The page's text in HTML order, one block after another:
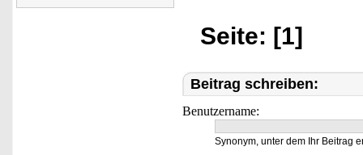
Seite: [1]
Beitrag schreiben:
Benutzername:
Synonym, unter dem Ihr Beitrag